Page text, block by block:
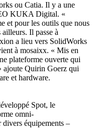
ou Catia. Il y a une
KUKA Digital. «
et pour les outils que nous
ailleurs. Il passe à
a lieu vers SolidWorks
à mosaixx. « Mis en
plateforme ouverte qui
ajoute Quirin Goerz qui
et hardware.
Spot, le
omni-
équipements –